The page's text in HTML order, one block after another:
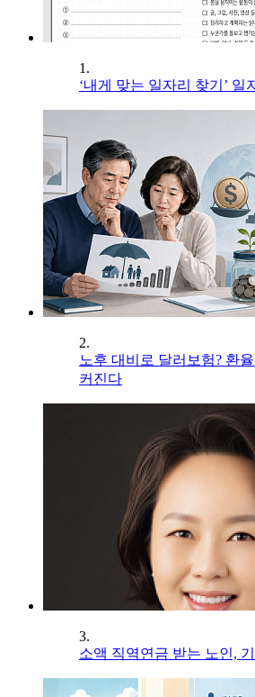
1.
‘내게 맞는 일자리 찾기’ 일
2.
노후 대비로 달러보험? 환
커진다
3.
소액 직역연금 받는 노인,